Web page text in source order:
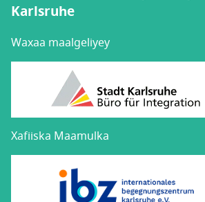
Karlsruhe
Waxaa maalgeliyey
Xafiiska Maamulka